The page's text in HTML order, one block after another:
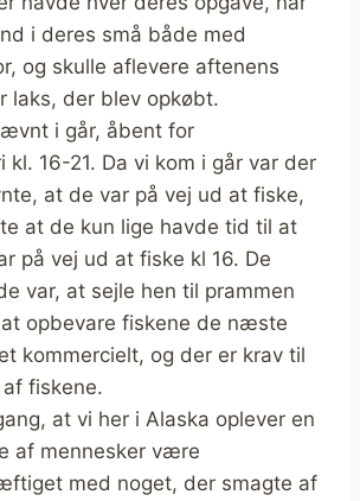
i deres små både med
og skulle aflevere aftenens
laks, der blev opkøbt.
i går, åbent for
kl. 16-21. Da vi kom i går var der
at de var på vej ud at fiske,
at de kun lige havde tid til at
på vej ud at fiske kl 16. De
var, at sejle hen til prammen
opbevare fiskene de næste
kommercielt, og der er krav til
fiskene.
at vi her i Alaska oplever en
af mennesker være
med noget, der smagte af